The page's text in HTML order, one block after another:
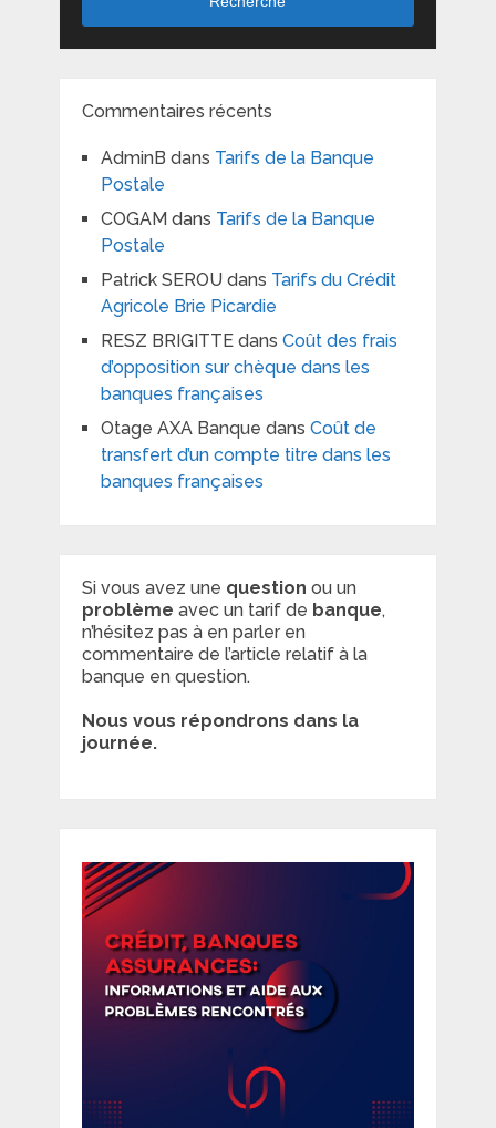
Commentaires récents
AdminB dans Tarifs de la Banque
Postale
COGAM dans Tarifs de la Banque
Postale
Patrick SEROUdans Tarifs du Crédit
Agricole Brie Picardie
RESZ BRIGITTEdans Coût des frais
d’opposition sur chèque dans les
banques françaises
Otage AXA Banque dans Coût de
transfert d’un compte titre dans les
banques françaises
Si vous avez une question ou un
problème avec un tarif de banque,
n’hésitez pas à en parler en
commentaire de l’article relatif à la
banque en question.
Nous vous répondrons dans la
journée.